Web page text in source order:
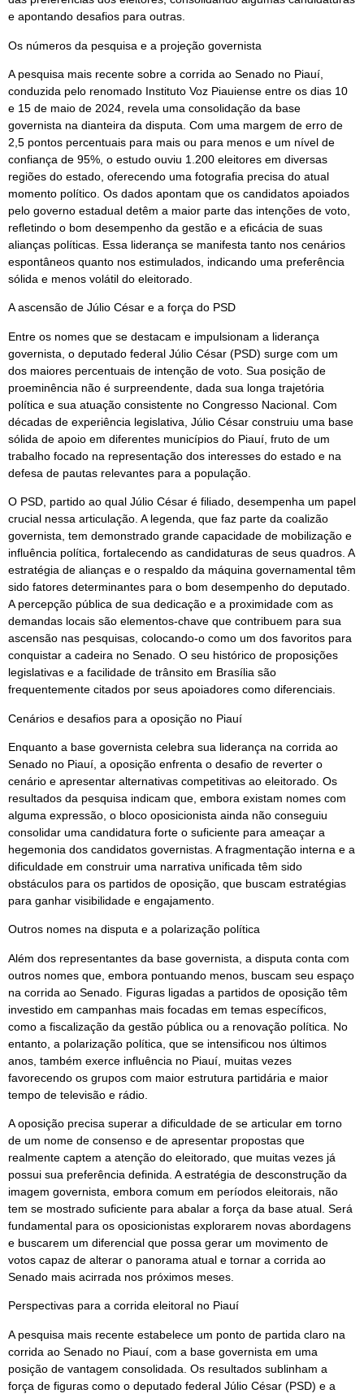
e apontando desafios para outras.
Os números da pesquisa e a projeção governista
A pesquisa mais recente sobre a corrida ao Senado no Piauí,
conduzida pelo renomado Instituto Voz Piauiense entre os dias 10
e 15 de maio de 2024, revela uma consolidação da base
governista na dianteira da disputa. Com uma margem de erro de
2,5 pontos percentuais para mais ou para menos e um nível de
confiança de 95%, o estudo ouviu 1.200 eleitores em diversas
regiões do estado, oferecendo uma fotografia precisa do atual
momento político. Os dados apontam que os candidatos apoiados
pelo governo estadual detêm a maior parte das intenções de voto,
refletindo o bom desempenho da gestão e a eficácia de suas
alianças políticas. Essa liderança se manifesta tanto nos cenários
espontâneos quanto nos estimulados, indicando uma preferência
sólida e menos volátil do eleitorado.
A ascensão de Júlio César e a força do PSD
Entre os nomes que se destacam e impulsionam a liderança
governista, o deputado federal Júlio César (PSD) surge com um
dos maiores percentuais de intenção de voto. Sua posição de
proeminência não é surpreendente, dada sua longa trajetória
política e sua atuação consistente no Congresso Nacional. Com
décadas de experiência legislativa, Júlio César construiu uma base
sólida de apoio em diferentes municípios do Piauí, fruto de um
trabalho focado na representação dos interesses do estado e na
defesa de pautas relevantes para a população.
O PSD, partido ao qual Júlio César é filiado, desempenha um papel
crucial nessa articulação. A legenda, que faz parte da coalizão
governista, tem demonstrado grande capacidade de mobilização e
influência política, fortalecendo as candidaturas de seus quadros. A
estratégia de alianças e o respaldo da máquina governamental têm
sido fatores determinantes para o bom desempenho do deputado.
A percepção pública de sua dedicação e a proximidade com as
demandas locais são elementos-chave que contribuem para sua
ascensão nas pesquisas, colocando-o como um dos favoritos para
conquistar a cadeira no Senado. O seu histórico de proposições
legislativas e a facilidade de trânsito em Brasília são
frequentemente citados por seus apoiadores como diferenciais.
Cenários e desafios para a oposição no Piauí
Enquanto a base governista celebra sua liderança na corrida ao
Senado no Piauí, a oposição enfrenta o desafio de reverter o
cenário e apresentar alternativas competitivas ao eleitorado. Os
resultados da pesquisa indicam que, embora existam nomes com
alguma expressão, o bloco oposicionista ainda não conseguiu
consolidar uma candidatura forte o suficiente para ameaçar a
hegemonia dos candidatos governistas. A fragmentação interna e a
dificuldade em construir uma narrativa unificada têm sido
obstáculos para os partidos de oposição, que buscam estratégias
para ganhar visibilidade e engajamento.
Outros nomes na disputa e a polarização política
Além dos representantes da base governista, a disputa conta com
outros nomes que, embora pontuando menos, buscam seu espaço
na corrida ao Senado. Figuras ligadas a partidos de oposição têm
investido em campanhas mais focadas em temas específicos,
como a fiscalização da gestão pública ou a renovação política. No
entanto, a polarização política, que se intensificou nos últimos
anos, também exerce influência no Piauí, muitas vezes
favorecendo os grupos com maior estrutura partidária e maior
tempo de televisão e rádio.
A oposição precisa superar a dificuldade de se articular em torno
de um nome de consenso e de apresentar propostas que
realmente captem a atenção do eleitorado, que muitas vezes já
possui sua preferência definida. A estratégia de desconstrução da
imagem governista, embora comum em períodos eleitorais, não
tem se mostrado suficiente para abalar a força da base atual. Será
fundamental para os oposicionistas explorarem novas abordagens
e buscarem um diferencial que possa gerar um movimento de
votos capaz de alterar o panorama atual e tornar a corrida ao
Senado mais acirrada nos próximos meses.
Perspectivas para a corrida eleitoral no Piauí
A pesquisa mais recente estabelece um ponto de partida claro na
corrida ao Senado no Piauí, com a base governista em uma
posição de vantagem consolidada. Os resultados sublinham a
força de figuras como o deputado federal Júlio César (PSD) e a